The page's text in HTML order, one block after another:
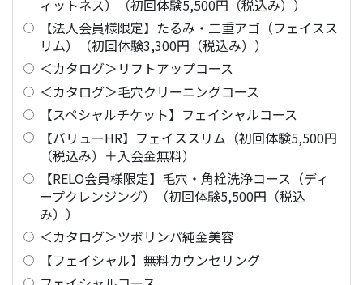
ィットネス）（初回体験5,500円（税込み））
【法人会員様限定】たるみ・二重アゴ（フェイスス
リム）（初回体験3,300円（税込み））
＜カタログ＞リフトアップコース
＜カタログ＞毛穴クリーニングコース
【スペシャルチケット】フェイシャルコース
【バリューHR】フェイススリム（初回体験5,500円
（税込み）＋入会金無料）
【RELO会員様限定】毛穴・角栓洗浄コース（ディ
ープクレンジング）（初回体験5,500円（税込
み））
＜カタログ＞ツボリンパ純金美容
【フェイシャル】無料カウンセリング